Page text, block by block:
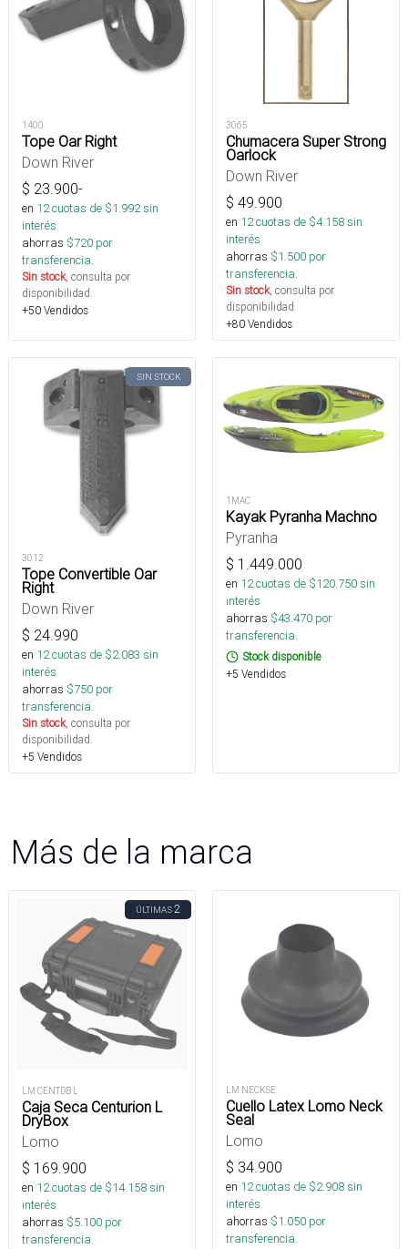
1400
Tope Oar Right
Down River
$ 23.900-
en 12cuotas de $1.992sin
interés
ahorras $720 por
transferencia.
Sin stock, consulta por
disponibilidad.
+50 Vendidos
3065
Chumacera Super Strong
Oarlock
Down River
$ 49.900
en 12cuotas de $4.158sin
interés
ahorras $1.500 por
transferencia.
Sin stock, consulta por
disponibilidad.
+80 Vendidos
SIN STOCK
3012
Tope Convertible Oar
Right
Down River
$ 24.990
en 12cuotas de $2.083 sin
interés
ahorras $750 por
transferencia.
Sin stock, consulta por
disponibilidad.
+5 Vendidos
1MAC
Kayak Pyranha Machno
Pyranha
$ 1.449.000
en 12cuotas de $120.750sin
interés
ahorras $43.470 por
transferencia.
Stock disponible
+5 Vendidos
Más de la marca
ÚLTIMAS2
LM CENTDB L
Caja Seca Centurion L
DryBox
Lomo
$ 169.900
en 12cuotas de $14.158sin
interés
ahorras $5.100 por
transferencia.
LM NECKSE
Cuello Latex Lomo Neck
Seal
Lomo
$ 34.900
en 12cuotas de $2.908sin
interés
ahorras $1.050 por
transferencia.